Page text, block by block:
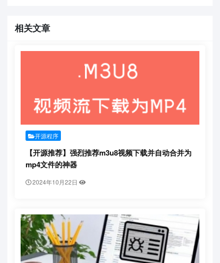
相关文章
开源程序
【开源推荐】强烈推荐m3u8视频下载并自动合并为
mp4文件的神器
2024年10月22日